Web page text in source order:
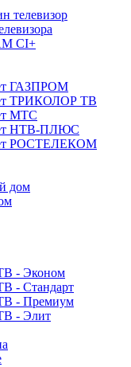
телевизор
CI+
ГАЗПРОМ
ТРИКОЛОР ТВ
МТС
НТВ-ПЛЮС
РОСТЕЛЕКОМ
дом
- Эконом
- Стандарт
- Премиум
- Элит